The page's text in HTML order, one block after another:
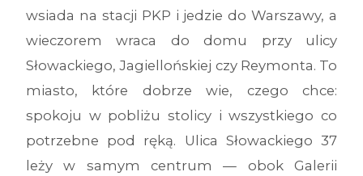
wsiada na stacji PKP i jedzie do Warszawy, a
wieczorem wraca do domu przy ulicy
Słowackiego, Jagiellońskiej czy Reymonta. To
miasto, które dobrze wie, czego chce:
spokoju w pobliżu stolicy i wszystkiego co
potrzebne pod ręką. Ulica Słowackiego 37
leży w samym centrum — obok Galerii